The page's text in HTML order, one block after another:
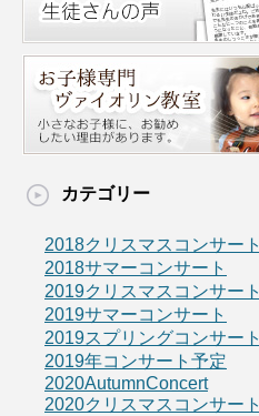
カテゴリー
2018クリスマスコンサート
2018サマーコンサート
2019クリスマスコンサート
2019サマーコンサート
2019スプリングコンサート
2019年コンサート予定
2020AutumnConcert
2020クリスマスコンサート